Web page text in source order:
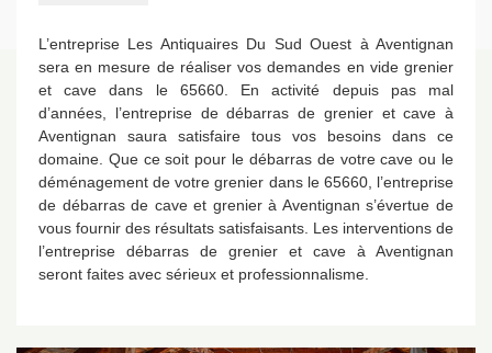
L’entreprise Les Antiquaires Du Sud Ouest à Aventignan
sera en mesure de réaliser vos demandes en vide grenier
et cave dans le 65660. En activité depuis pas mal
d’années, l’entreprise de débarras de grenier et cave à
Aventignan saura satisfaire tous vos besoins dans ce
domaine. Que ce soit pour le débarras de votre cave ou le
déménagement de votre grenier dans le 65660, l’entreprise
de débarras de cave et grenier à Aventignan s’évertue de
vous fournir des résultats satisfaisants. Les interventions de
l’entreprise débarras de grenier et cave à Aventignan
seront faites avec sérieux et professionnalisme.